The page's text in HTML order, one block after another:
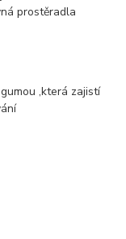
prostěradla
,která zajistí